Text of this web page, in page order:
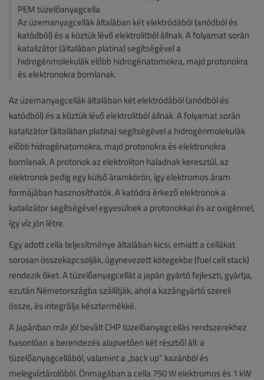
PEM tüzelőanyagcella​​
Az üzemanyagcellák általában két elektródából (anódból és
katódból) és a köztük lévő elektrolitból állnak. A folyamat során
katalizátor (általában platina) segítségével a
hidrogénmolekulák előbb hidrogénatomokra, majd protonokra
és elektronokra bomlanak.
Az üzemanyagcellák általában két elektródából (anódból és
katódból) és a köztük lévő elektrolitból állnak. A folyamat során
katalizátor (általában platina) segítségével a hidrogénmolekulák
előbb hidrogénatomokra, majd protonokra és elektronokra
bomlanak. A protonok az elektroliton haladnak keresztül, az
elektronok pedig egy külső áramkörön, így elektromos áram
formájában hasznosíthatók. A katódra érkező elektronok a
katalizátor segítségével egyesülnek a protonokkal és az oxigénnel,
így víz jön létre.
Egy adott cella teljesítménye általában kicsi, emiatt a cellákat
sorosan összekapcsolják, úgynevezett kötegekbe (fuel cell stack)
rendezik őket. A tüzelőanyagcellát a japán gyártó fejleszti, gyártja,
ezután Németországba szállítják, ahol a kazángyártó szereli
össze, és integrálja késztermékké.
A Japánban már jól bevált CHP tüzelőanyagcellás rendszerekhez
hasonlóan a berendezés alapvetően két részből áll: a
tüzelőanyagcellából, valamint a „back up” kazánból és
melegvíztárolóból. Önmagában a cella 750 W elektromos és 1 kW